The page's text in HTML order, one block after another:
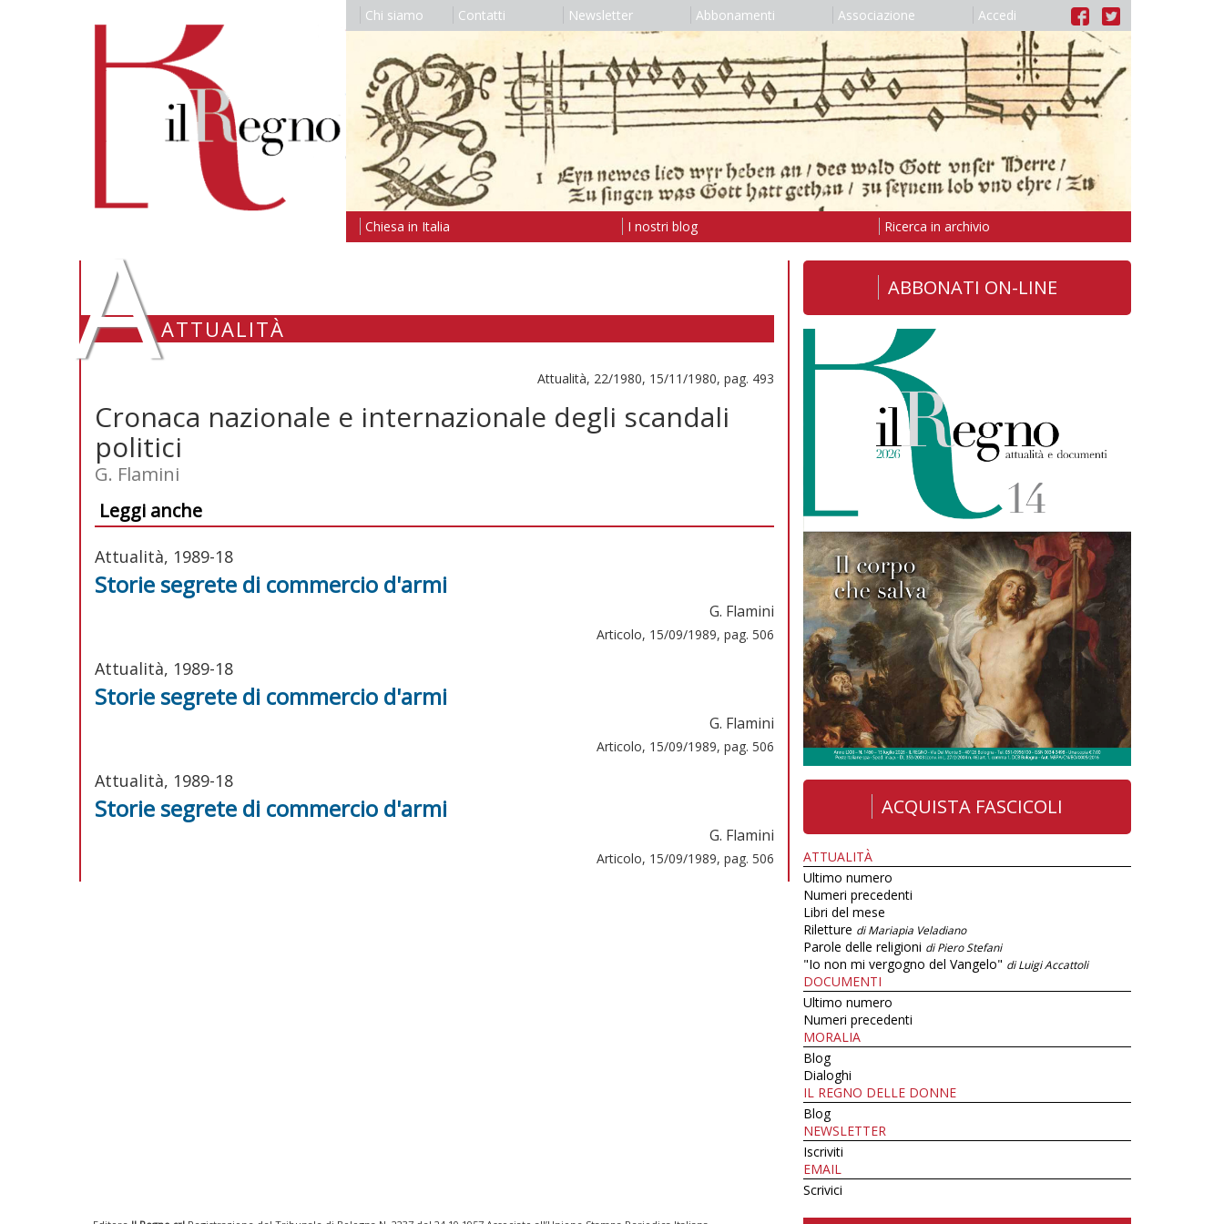
Chi siamo Contatti Newsletter Abbonamenti Associazione Accedi
Chiesa in Italia I nostri blog Ricerca in archivio
AATTUALITÀ
Attualità, 22/1980, 15/11/1980, pag. 493
Cronaca nazionale e internazionale degli scandali
politici
G. Flamini
Leggi anche
Attualità, 1989-18
Storie segrete di commercio d'armi
G. Flamini
Articolo, 15/09/1989, pag. 506
Attualità, 1989-18
Storie segrete di commercio d'armi
G. Flamini
Articolo, 15/09/1989, pag. 506
Attualità, 1989-18
Storie segrete di commercio d'armi
G. Flamini
Articolo, 15/09/1989, pag. 506
ABBONATI ON-LINE
ACQUISTA FASCICOLI
ATTUALITÀ
Ultimo numero
Numeri precedenti
Libri del mese
Riletture di Mariapia Veladiano
Parole delle religioni di Piero Stefani
"Io non mi vergogno del Vangelo" di Luigi Accattoli
DOCUMENTI
Ultimo numero
Numeri precedenti
MORALIA
Blog
Dialoghi
IL REGNO DELLE DONNE
Blog
NEWSLETTER
Iscriviti
EMAIL
Scrivici